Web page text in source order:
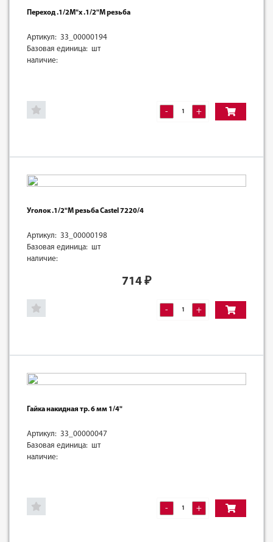
Переход .1/2M"х .1/2"M резьба
Артикул: 33_00000194
Базовая единица: шт
наличие:
- +
Уголок .1/2"M резьба Castel 7220/4
Артикул: 33_00000198
Базовая единица: шт
наличие:
714 ₽
- +
Гайка накидная тр. 6 мм 1/4"
Артикул: 33_00000047
Базовая единица: шт
наличие:
- +